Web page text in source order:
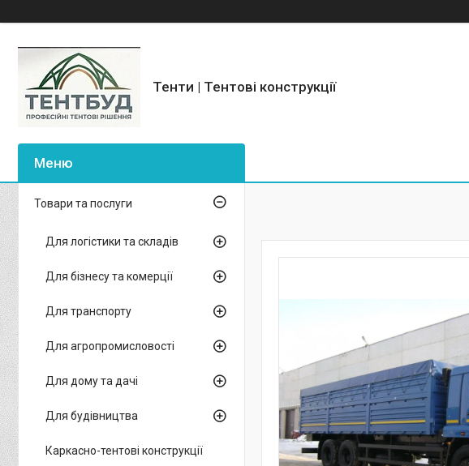
Тенти | Тентові конструкції
Товари та послуги
Для логістики та складів
Для бізнесу та комерції
Для транспорту
Для агропромисловості
Для дому та дачі
Для будівництва
Каркасно-тентові конструкції